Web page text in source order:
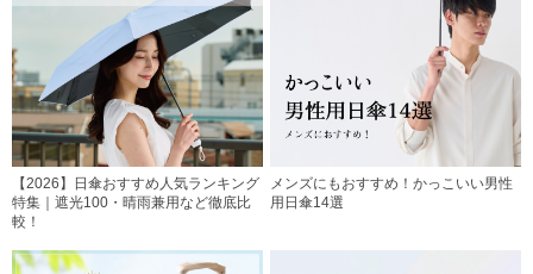
【2026】日傘おすすめ人気ランキング
特集｜遮光100・晴雨兼用など徹底比
較！
メンズにもおすすめ！かっこいい男性
用日傘14選